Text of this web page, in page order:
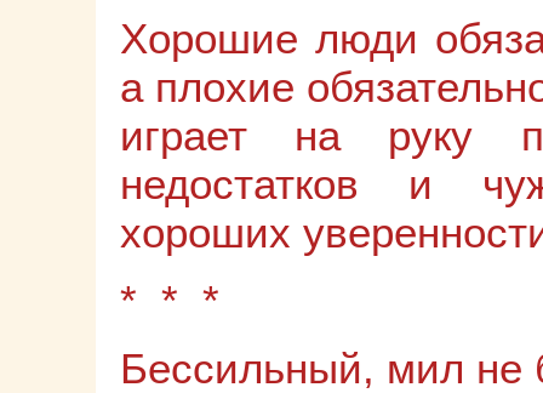
Хорошие люди
а плохие
играет на руку
недостатков и
хороших
* * *
Бессильный, мил не